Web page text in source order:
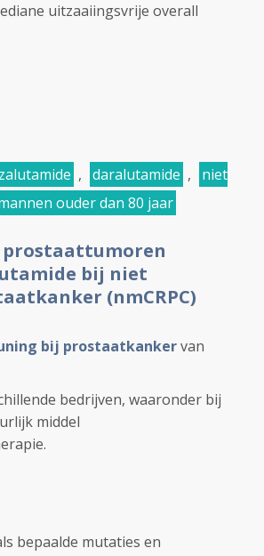
uitzaaiingsvrije overall
, daralutamide ,
niet
ouder dan 80 jaar
bij niet
(nmCRPC)
bij prostaatkankervan
bedrijven, waaronder bij
middel
bepaalde mutaties en